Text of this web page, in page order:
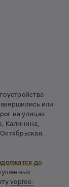
или
на улицах
Калинина,
до
vopros-